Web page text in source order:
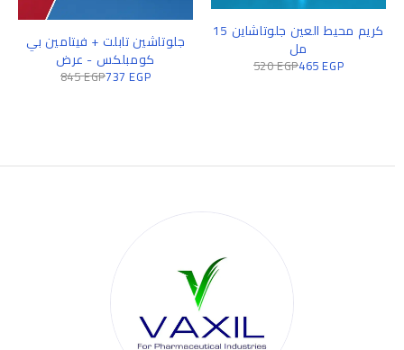
كريم محيط العين جلوتاشاين 15
مل
520EGP465EGP
جلوتاشين تابلت + فيتامين بي
كومبلكس - عرض
845EGP737EGP